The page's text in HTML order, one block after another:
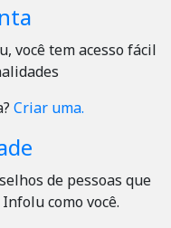
você tem acesso fácil
Criar uma.
de pessoas que
como você.